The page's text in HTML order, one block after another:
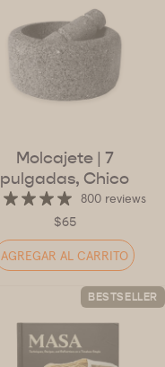
Molcajete | 7
pulgadas, Chico
800 reviews
$65
AGREGAR AL CARRITO
BESTSELLER